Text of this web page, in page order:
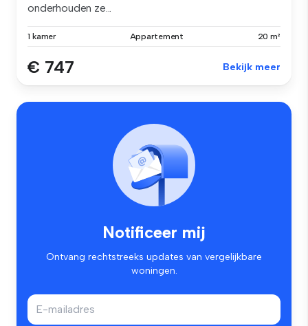
onderhouden ze...
1 kamer Appartement 20 m²
€ 747 Bekijk meer
Notificeer mij
Ontvang rechtstreeks updates van vergelijkbare
woningen.